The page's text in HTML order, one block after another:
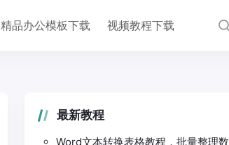
精品办公模板下载 视频教程下载
最新教程
Word文本转换表格教程，批量整理数